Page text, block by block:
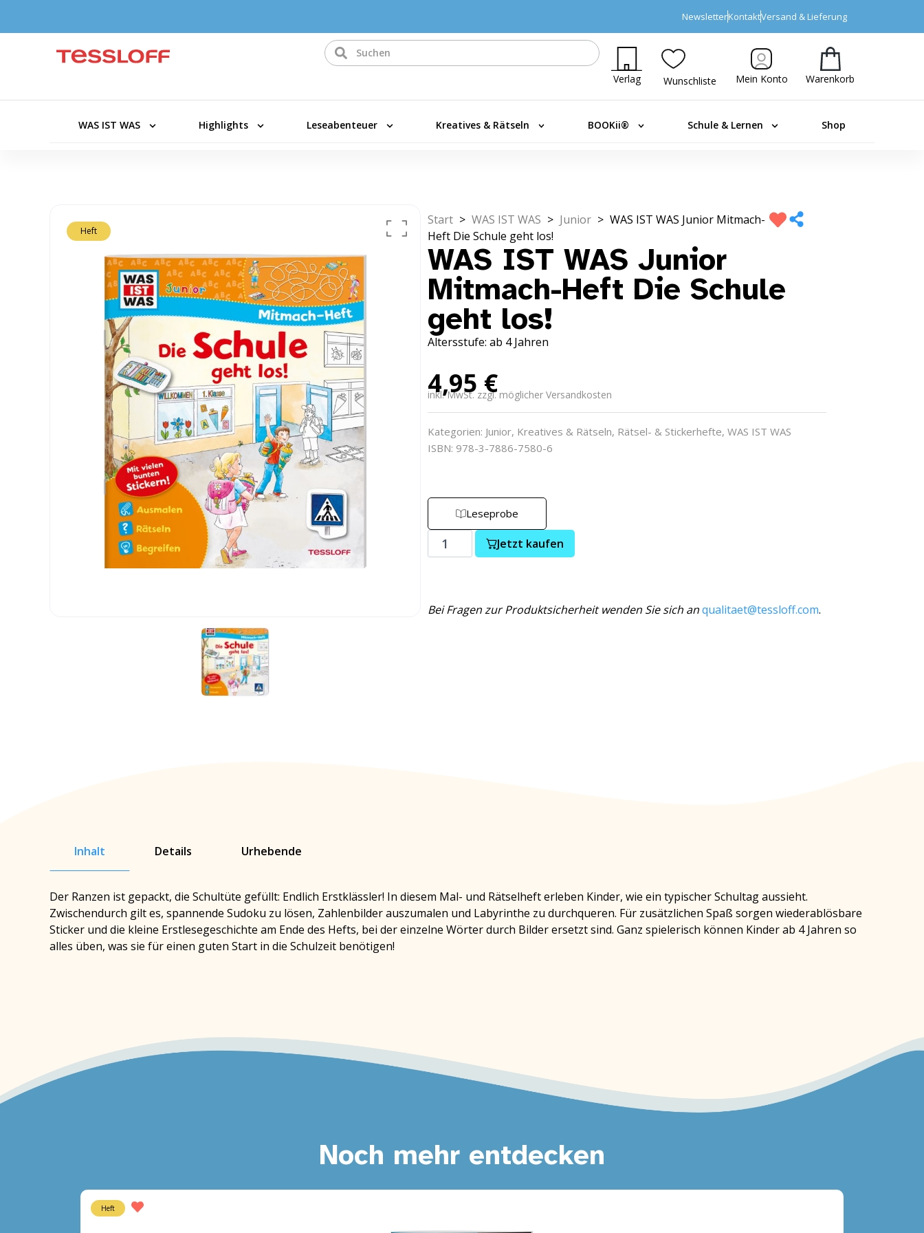
NewsletterKontaktVersand & Lieferung
Verlag Wunschliste Mein Konto Warenkorb
WAS IST WAS Highlights Leseabenteuer Kreatives & Rätseln BOOKii® Schule & Lernen Shop
Heft
Start > WAS IST WAS > Junior > WAS IST WAS Junior Mitmach-
Heft Die Schule geht los!
WAS IST WAS Junior
Mitmach-Heft Die Schule
geht los!
Altersstufe: ab 4 Jahren
4,95 €
inkl. MwSt. zzgl. möglicher Versandkosten
Kategorien: Junior, Kreatives & Rätseln, Rätsel- & Stickerhefte, WAS IST WAS
ISBN: 978-3-7886-7580-6
Leseprobe
Jetzt kaufen
Bei Fragen zur Produktsicherheit wenden Sie sich anqualitaet@tessloff.com.
Inhalt Details Urhebende
Der Ranzen ist gepackt, die Schultüte gefüllt: Endlich Erstklässler! In diesem Mal- und Rätselheft erleben Kinder, wie ein typischer Schultag aussieht.
Zwischendurch gilt es, spannende Sudoku zu lösen, Zahlenbilder auszumalen und Labyrinthe zu durchqueren. Für zusätzlichen Spaß sorgen wiederablösbare
Sticker und die kleine Erstlesegeschichte am Ende des Hefts, bei der einzelne Wörter durch Bilder ersetzt sind. Ganz spielerisch können Kinder ab 4 Jahren so
alles üben, was sie für einen guten Start in die Schulzeit benötigen!
Noch mehr entdecken
Heft